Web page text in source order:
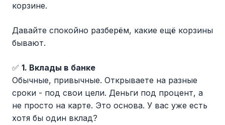
корзине.
Давайте спокойно разберём, какие ещё корзины
бывают.
✅ 1. Вклады в банке
Обычные, привычные. Открываете на разные
сроки - под свои цели. Деньги под процент, а
не просто на карте. Это основа. У вас уже есть
хотя бы один вклад?